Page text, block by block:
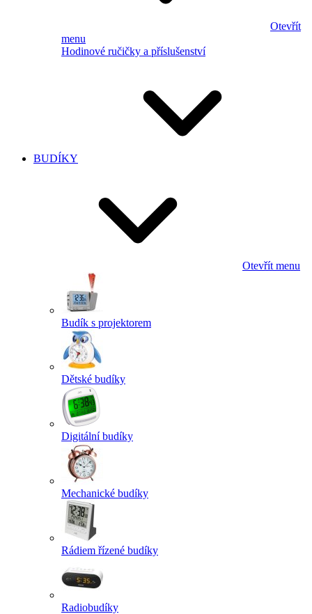
Otevřít
menu
Hodinové ručičky a příslušenství
BUDÍKY
Otevřít menu
Budík s projektorem
Dětské budíky
Digitální budíky
Mechanické budíky
Rádiem řízené budíky
Radiobudíky